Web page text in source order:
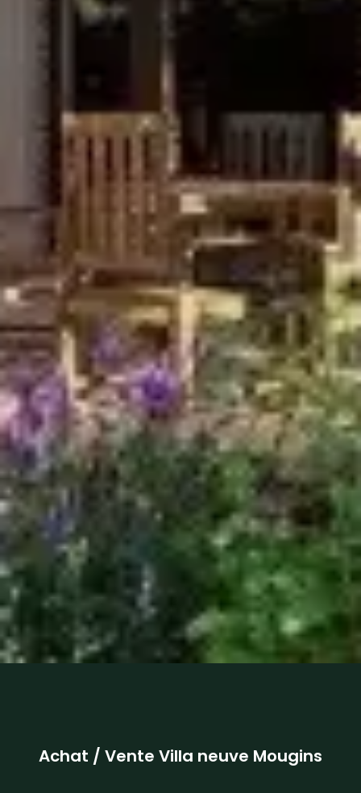
Achat / Vente Villa neuve Mougins